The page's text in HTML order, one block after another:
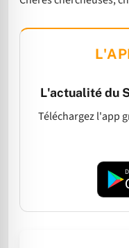
L'actualité du
Téléchargez l'app